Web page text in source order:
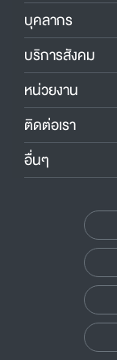
บุคลากร
บริการสังคม
หน่วยงาน
ติดต่อเรา
อื่นๆ